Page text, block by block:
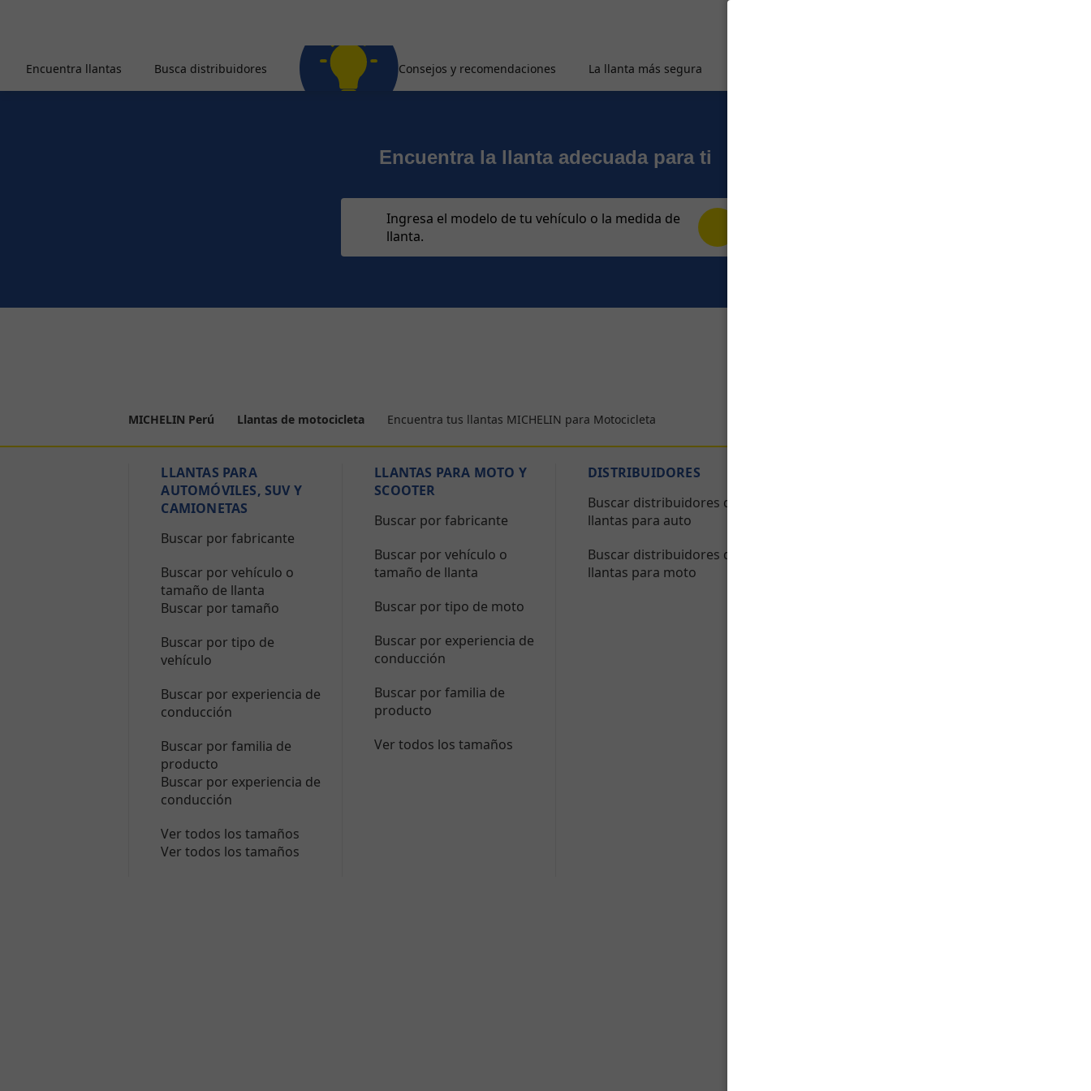
Encuentra llantas Busca distribuidores Consejos y recomendaciones La llanta más segura
Encuentra la llanta adecuada para ti
Ingresa el modelo de tu vehículo o la medida de
llanta.
MICHELIN Perú Llantas de motocicleta Encuentra tus llantas MICHELIN para Motocicleta
LLANTAS PARA
AUTOMÓVILES, SUV Y
CAMIONETAS
Buscar por fabricante
Buscar por vehículo o
tamaño de llanta
Buscar por tamaño
Buscar por tipo de
vehículo
Buscar por experiencia de
conducción
Buscar por familia de
producto
Buscar por experiencia de
conducción
Ver todos los tamaños
Ver todos los tamaños
LLANTAS PARA MOTO Y
SCOOTER
Buscar por fabricante
Buscar por vehículo o
tamaño de llanta
Buscar por tipo de moto
Buscar por experiencia de
conducción
Buscar por familia de
producto
Ver todos los tamaños
DISTRIBUIDORES
Buscar distribuidores de
llantas para auto
Buscar distribuidores de
llantas para moto